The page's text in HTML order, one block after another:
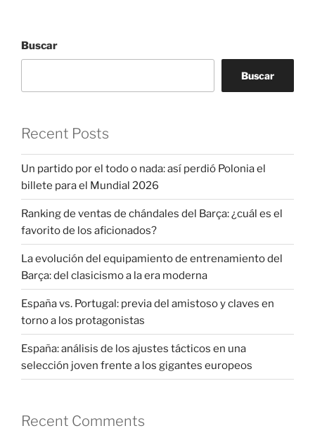
Buscar
Buscar
Recent Posts
Un partido por el todo o nada: así perdió Polonia el
billete para el Mundial 2026
Ranking de ventas de chándales del Barça: ¿cuál es el
favorito de los aficionados?
La evolución del equipamiento de entrenamiento del
Barça: del clasicismo a la era moderna
España vs. Portugal: previa del amistoso y claves en
torno a los protagonistas
España: análisis de los ajustes tácticos en una
selección joven frente a los gigantes europeos
Recent Comments